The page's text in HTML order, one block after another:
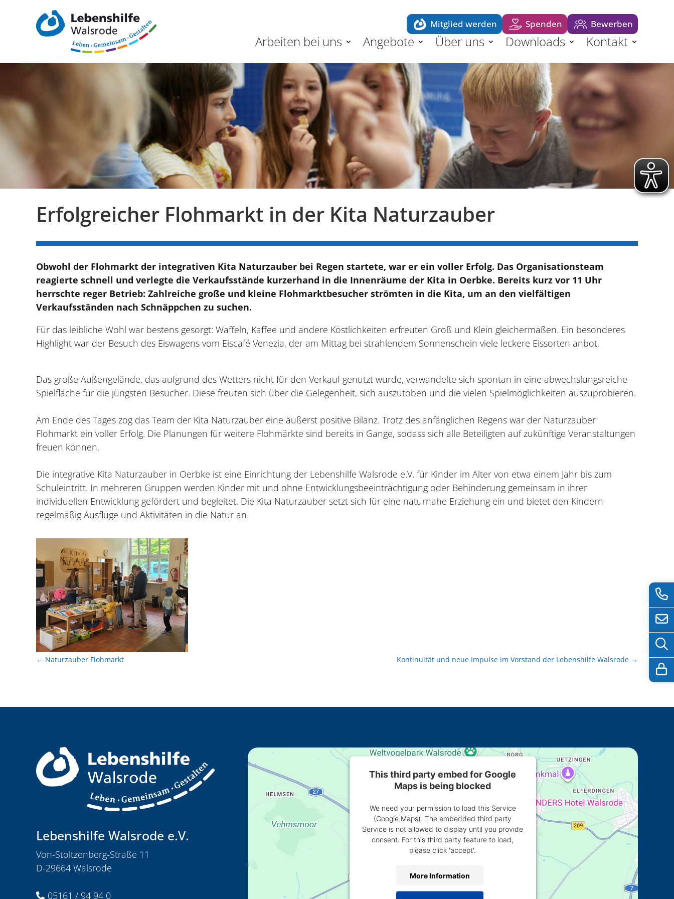
Mitglied werden Spenden Bewerben
Arbeiten bei uns Angebote Über uns Downloads Kontakt
Erfolgreicher Flohmarkt in der Kita Naturzauber
Obwohl der Flohmarkt der integrativen Kita Naturzauber bei Regen startete, war er ein voller Erfolg. Das Organisationsteam
reagierte schnell und verlegte die Verkaufsstände kurzerhand in die Innenräume der Kita in Oerbke. Bereits kurz vor 11 Uhr
herrschte reger Betrieb: Zahlreiche große und kleine Flohmarktbesucher strömten in die Kita, um an den vielfältigen
Verkaufsständen nach Schnäppchen zu suchen.
Für das leibliche Wohl war bestens gesorgt: Waffeln, Kaffee und andere Köstlichkeiten erfreuten Groß und Klein gleichermaßen. Ein besonderes
Highlight war der Besuch des Eiswagens vom Eiscafé Venezia, der am Mittag bei strahlendem Sonnenschein viele leckere Eissorten anbot.
Das große Außengelände, das aufgrund des Wetters nicht für den Verkauf genutzt wurde, verwandelte sich spontan in eine abwechslungsreiche
Spielfläche für die jüngsten Besucher. Diese freuten sich über die Gelegenheit, sich auszutoben und die vielen Spielmöglichkeiten auszuprobieren.
Am Ende des Tages zog das Team der Kita Naturzauber eine äußerst positive Bilanz. Trotz des anfänglichen Regens war der Naturzauber
Flohmarkt ein voller Erfolg. Die Planungen für weitere Flohmärkte sind bereits in Gange, sodass sich alle Beteiligten auf zukünftige Veranstaltungen
freuen können.
Die integrative Kita Naturzauber in Oerbke ist eine Einrichtung der Lebenshilfe Walsrode e.V. für Kinder im Alter von etwa einem Jahr bis zum
Schuleintritt. In mehreren Gruppen werden Kinder mit und ohne Entwicklungsbeeinträchtigung oder Behinderung gemeinsam in ihrer
individuellen Entwicklung gefördert und begleitet. Die Kita Naturzauber setzt sich für eine naturnahe Erziehung ein und bietet den Kindern
regelmäßig Ausflüge und Aktivitäten in die Natur an.
← Naturzauber Flohmarkt Kontinuität und neue Impulse im Vorstand der Lebenshilfe Walsrode →
Lebenshilfe Walsrode e.V.
Von-Stoltzenberg-Straße 11
D-29664 Walsrode
 05161 / 94 94 0
This third party embed for Google
Maps is being blocked
We need your permission to load this Service
(Google Maps). The embedded third party
Service is not allowed to display until you provide
consent. For this third party feature to load,
please click 'accept'.
More Information